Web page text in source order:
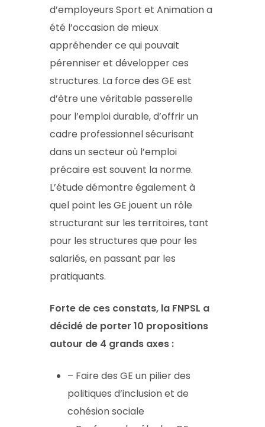
d’employeurs Sport et Animation a
été l’occasion de mieux
appréhender ce qui pouvait
pérenniser et développer ces
structures. La force des GE est
d’être une véritable passerelle
pour l’emploi durable, d’offrir un
cadre professionnel sécurisant
dans un secteur où l’emploi
précaire est souvent la norme.
L’étude démontre également à
quel point les GE jouent un rôle
structurant sur les territoires, tant
pour les structures que pour les
salariés, en passant par les
pratiquants.
Forte de ces constats, la FNPSL a
décidé de porter 10 propositions
autour de 4 grands axes :
– Faire des GE un pilier des
politiques d’inclusion et de
cohésion sociale